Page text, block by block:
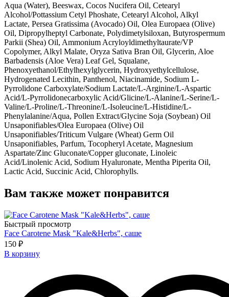
Aqua (Water), Beeswax, Cocos Nucifera Oil, Cetearyl
Alcohol/Pottassium Cetyl Phoshate, Cetearyl Alcohol, Alkyl
Lactate, Persea Gratissima (Avocado) Oil, Olea Europaea (Olive)
Oil, Dipropylheptyl Carbonate, Polydimetylsiloxan, Butyrospermum
Parkii (Shea) Oil, Ammonium Acryloyldimethyltaurate/VP
Copolymer, Alkyl Malate, Oryza Sativa Bran Oil, Glycerin, Aloe
Barbadensis (Aloe Vera) Leaf Gel, Squalane,
Phenoxyethanol/Ethylhexylglycerin, Hydroxyethylcellulose,
Hydrogenated Lecithin, Panthenol, Niacinamide, Sodium L-
Pyrrolidone Carboxylate/Sodium Lactate/L-Arginine/L-Aspartic
Acid/L-Pyrrolidonecarboxylic Acid/Glicine/L-Alanine/L-Serine/L-
Valine/L-Proline/L-Threonine/L-Isoleucine/L-Histidine/L-
Phenylalanine/Aqua, Pollen Extract/Glycine Soja (Soybean) Oil
Unsaponifiables/Olea Europaea (Olive) Oil
Unsaponifiables/Triticum Vulgare (Wheat) Germ Oil
Unsaponifiables, Parfum, Tocopheryl Acetate, Magnesium
Aspartate/Zinc Gluconate/Copper gluconate, Linoleic
Acid/Linolenic Acid, Sodium Hyaluronate, Mentha Piperita Oil,
Lactic Acid, Succinic Acid, Chlorophylls.
Вам также может понравится
Быстрый просмотр
Face Carotene Mask "Kale&Herbs", саше
150 ₽
В корзину